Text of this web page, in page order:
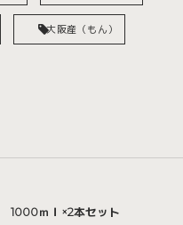
大阪産（もん）
1000ｍｌ×2本セット